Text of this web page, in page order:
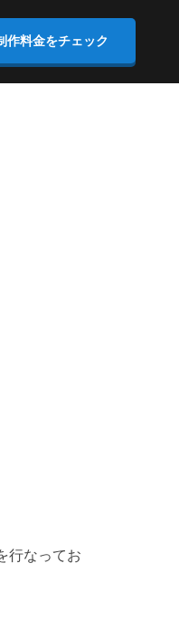
作料金をチェック
行なってお